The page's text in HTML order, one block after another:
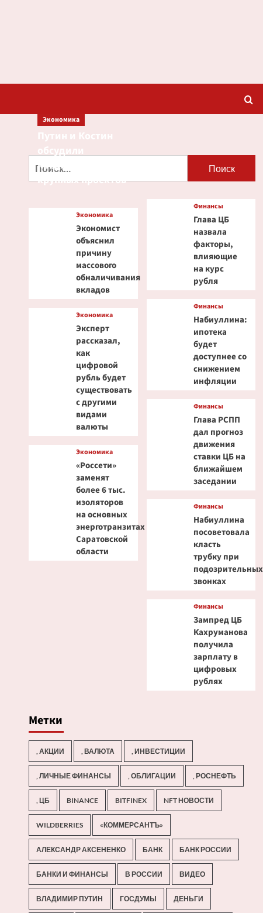
Экономика
кредитование
крупных проектов
Экономика
Экономист
объяснил
причину
массового
обналичивания
вкладов
Экономика
Эксперт
рассказал,
как
цифровой
рубль будет
существовать
с другими
видами
валюты
Экономика
«Россети»
заменят
более 6 тыс.
изоляторов
на основных
энерготранзитах
Саратовской
области
Финансы
Глава ЦБ
назвала
факторы,
влияющие
на курс
рубля
Финансы
Набиуллина:
ипотека
будет
доступнее со
снижением
инфляции
Финансы
Глава РСПП
дал прогноз
движения
ставки ЦБ на
ближайшем
заседании
Финансы
Набиуллина
посоветовала
класть
трубку при
подозрительных
звонках
Финансы
Зампред ЦБ
Кахруманова
получила
зарплату в
цифровых
рублях
Метки
, АКЦИИ , ВАЛЮТА , ИНВЕСТИЦИИ
, ЛИЧНЫЕ ФИНАНСЫ , ОБЛИГАЦИИ , РОСНЕФТЬ
, ЦБ BINANCE BITFINEX NFT НОВОСТИ
WILDBERRIES «КОММЕРСАНТЪ»
АЛЕКСАНДР АКСЕНЕНКО БАНК БАНК РОССИИ
БАНКИ И ФИНАНСЫ В РОССИИ ВИДЕО
ВЛАДИМИР ПУТИН ГОСДУМЫ ДЕНЬГИ